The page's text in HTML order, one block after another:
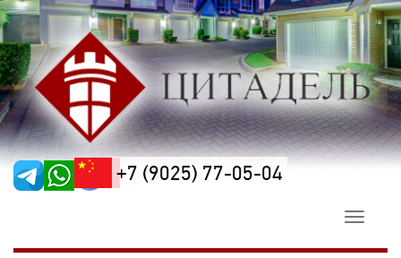
+7 (9025) 77-05-04
Toggle